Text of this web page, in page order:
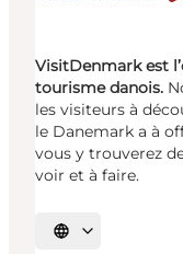
VisitDenmark est
tourisme danois.
les visiteurs à
le Danemark a à
vous y trouverez
voir et à faire.
Choisissez la langue